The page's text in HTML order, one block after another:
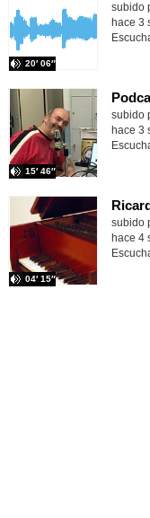
subido
20′ 06″
hace 3
subido
15′ 46″
hace 3
subido
04′ 15″
hace 4